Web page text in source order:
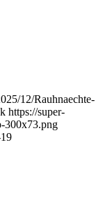
12/Rauhnaechte-
https://super-
300x73.png